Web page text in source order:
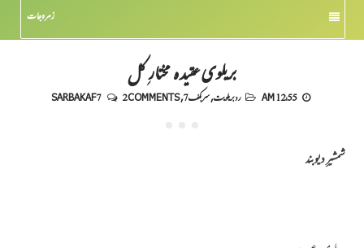
زمرہ جات
بریلوی عقیدہ مختارِ کل
12:55 AM رد بریلویت,سربکف7 ,
SARBAKAF 7 2 COMMENTS
شمشیرِ دیوبند